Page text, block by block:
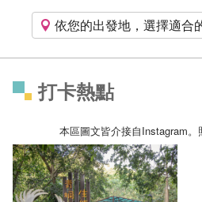
依您的出發地，選擇適合
打卡熱點
本區圖文皆介接自Instagram